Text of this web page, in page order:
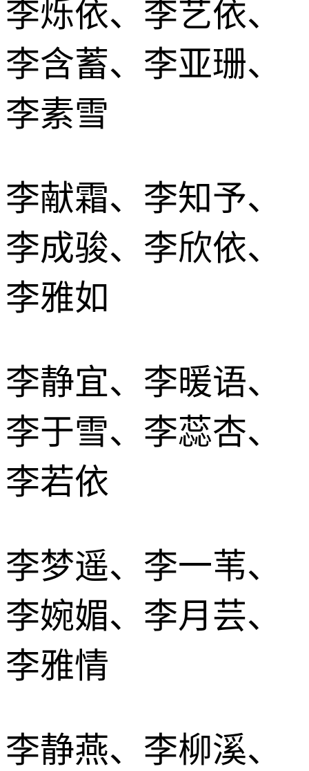
李烁依、李艺依、
李含蓄、李亚珊、
李素雪
李献霜、李知予、
李成骏、李欣依、
李雅如
李静宜、李暖语、
李于雪、李蕊杏、
李若依
李梦遥、李一苇、
李婉媚、李月芸、
李雅情
李静燕、李柳溪、